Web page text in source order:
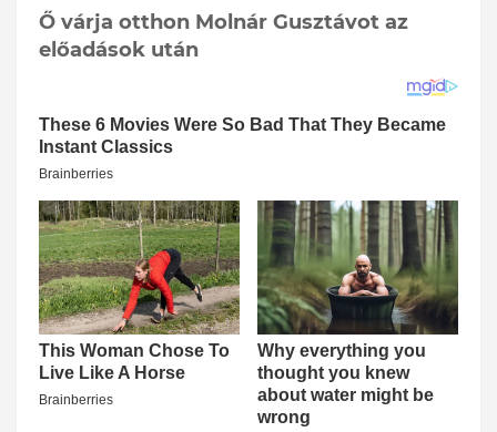
Ő várja otthon Molnár Gusztávot az
előadások után